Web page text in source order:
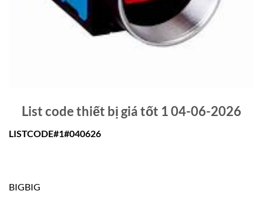
List code thiết bị giá tốt 1 04-06-2026
LISTCODE#1#040626
BIGBIG